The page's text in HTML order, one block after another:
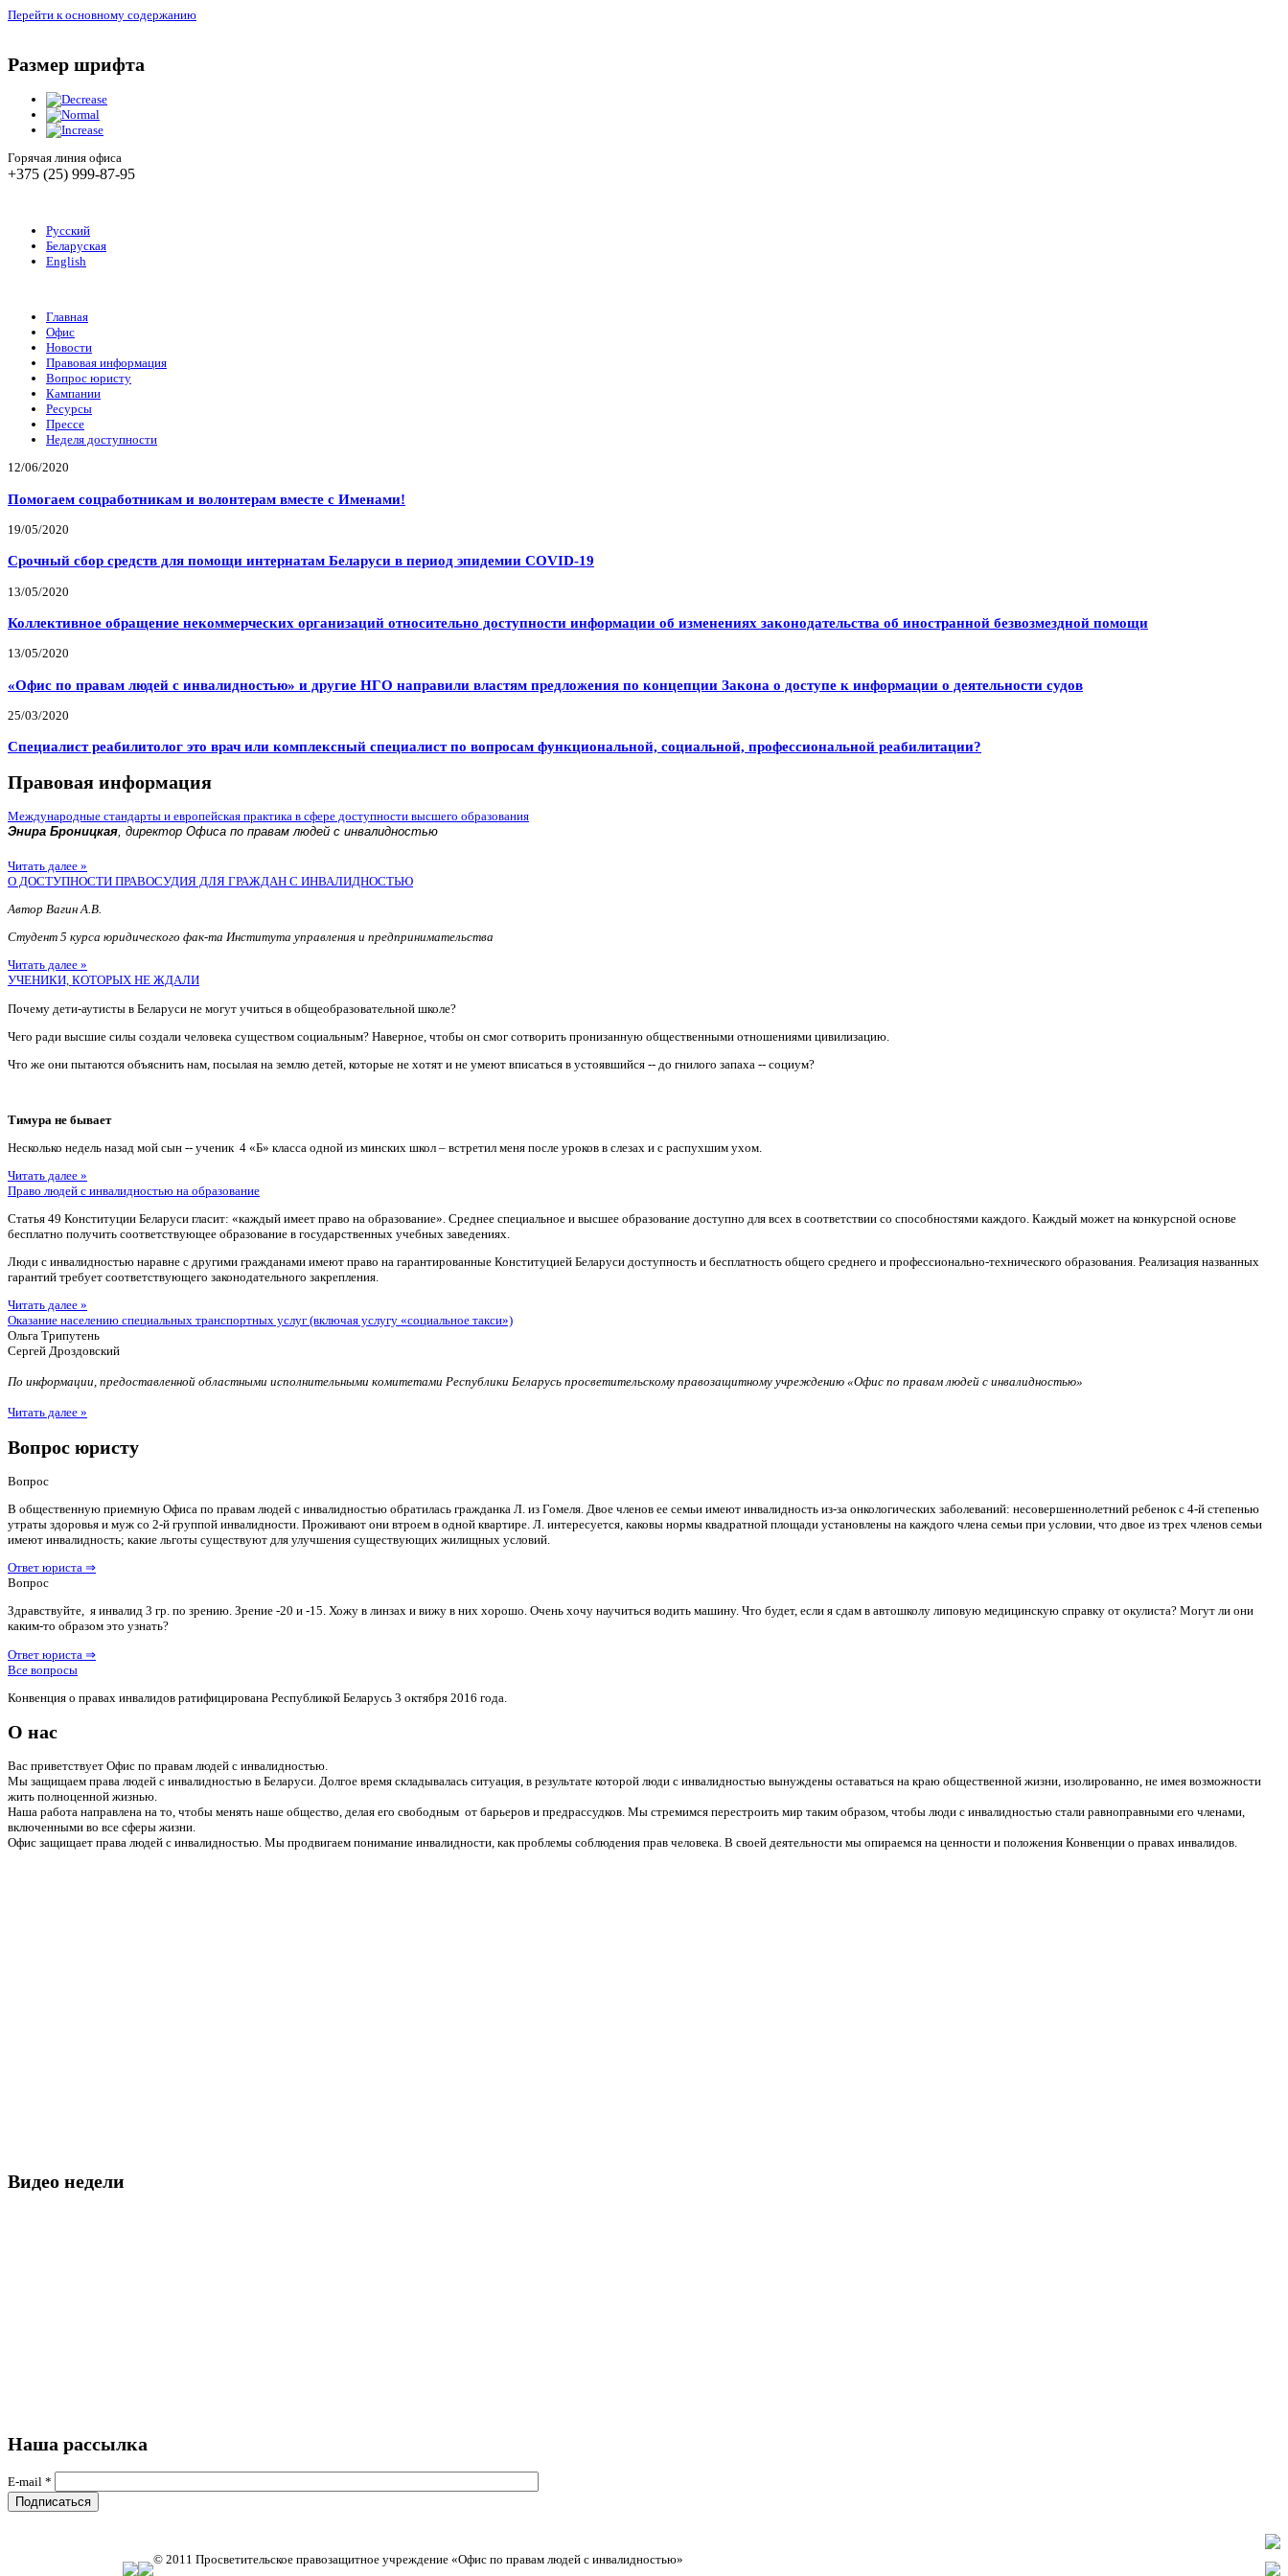
Перейти к основному содержанию
Размер шрифта
Горячая линия офиса
+375 (25) 999-87-95
Русский
Беларуская
English
Главная
Офис
Новости
Правовая информация
Вопрос юристу
Кампании
Ресурсы
Прессе
Неделя доступности
12/06/2020
Помогаем соцработникам и волонтерам вместе с Именами!
19/05/2020
Срочный сбор средств для помощи интернатам Беларуси в период эпидемии COVID-19
13/05/2020
Коллективное обращение некоммерческих организаций относительно доступности информации об изменениях законодательства об иностранной безвозмездной помощи
13/05/2020
«Офис по правам людей с инвалидностью» и другие НГО направили властям предложения по концепции Закона о доступе к информации о деятельности судов
25/03/2020
Специалист реабилитолог это врач или комплексный специалист по вопросам функциональной, социальной, профессиональной реабилитации?
Правовая информация
Международные стандарты и европейская практика в сфере доступности высшего образования
Энира Броницкая, директор Офиса по правам людей с инвалидностью
Читать далее »
О ДОСТУПНОСТИ ПРАВОСУДИЯ ДЛЯ ГРАЖДАН С ИНВАЛИДНОСТЬЮ
Автор Вагин А.В.
Студент 5 курса юридического фак-та Института управления и предпринимательства
Читать далее »
УЧЕНИКИ, КОТОРЫХ НЕ ЖДАЛИ
Почему дети-аутисты в Беларуси не могут учиться в общеобразовательной школе?
Чего ради высшие силы создали человека существом социальным? Наверное, чтобы он смог сотворить пронизанную общественными отношениями цивилизацию.
Что же они пытаются объяснить нам, посылая на землю детей, которые не хотят и не умеют вписаться в устоявшийся -- до гнилого запаха -- социум?
Тимура не бывает
Несколько недель назад мой сын -- ученик 4 «Б» класса одной из минских школ – встретил меня после уроков в слезах и с распухшим ухом.
Читать далее »
Право людей с инвалидностью на образование
Статья 49 Конституции Беларуси гласит: «каждый имеет право на образование». Среднее специальное и высшее образование доступно для всех в соответствии со способностями каждого. Каждый может на конкурсной основе
бесплатно получить соответствующее образование в государственных учебных заведениях.
Люди с инвалидностью наравне с другими гражданами имеют право на гарантированные Конституцией Беларуси доступность и бесплатность общего среднего и профессионально-технического образования. Реализация названных
гарантий требует соответствующего законодательного закрепления.
Читать далее »
Оказание населению специальных транспортных услуг (включая услугу «социальное такси»)
Ольга Трипутень
Сергей Дроздовский
По информации, предоставленной областными исполнительными комитетами Республики Беларусь просветительскому правозащитному учреждению «Офис по правам людей с инвалидностью»
Читать далее »
Вопрос юристу
Вопрос
В общественную приемную Офиса по правам людей с инвалидностью обратилась гражданка Л. из Гомеля. Двое членов ее семьи имеют инвалидность из-за онкологических заболеваний: несовершеннолетний ребенок с 4-й степенью
утраты здоровья и муж со 2-й группой инвалидности. Проживают они втроем в одной квартире. Л. интересуется, каковы нормы квадратной площади установлены на каждого члена семьи при условии, что двое из трех членов семьи
имеют инвалидность; какие льготы существуют для улучшения существующих жилищных условий.
Ответ юриста ⇒
Вопрос
Здравствуйте, я инвалид 3 гр. по зрению. Зрение -20 и -15. Хожу в линзах и вижу в них хорошо. Очень хочу научиться водить машину. Что будет, если я сдам в автошколу липовую медицинскую справку от окулиста? Могут ли они
каким-то образом это узнать?
Ответ юриста ⇒
Все вопросы
Конвенция о правах инвалидов ратифицирована Республикой Беларусь 3 октября 2016 года.
О нас
Вас приветствует Офис по правам людей с инвалидностью.
Мы защищаем права людей с инвалидностью в Беларуси. Долгое время складывалась ситуация, в результате которой люди с инвалидностью вынуждены оставаться на краю общественной жизни, изолированно, не имея возможности
жить полноценной жизнью.
Наша работа направлена на то, чтобы менять наше общество, делая его свободным от барьеров и предрассудков. Мы стремимся перестроить мир таким образом, чтобы люди с инвалидностью стали равноправными его членами,
включенными во все сферы жизни.
Офис защищает права людей с инвалидностью. Мы продвигаем понимание инвалидности, как проблемы соблюдения прав человека. В своей деятельности мы опираемся на ценности и положения Конвенции о правах инвалидов.
Видео недели
Наша рассылка
E-mail *
© 2011 Просветительское правозащитное учреждение «Офис по правам людей с инвалидностью»